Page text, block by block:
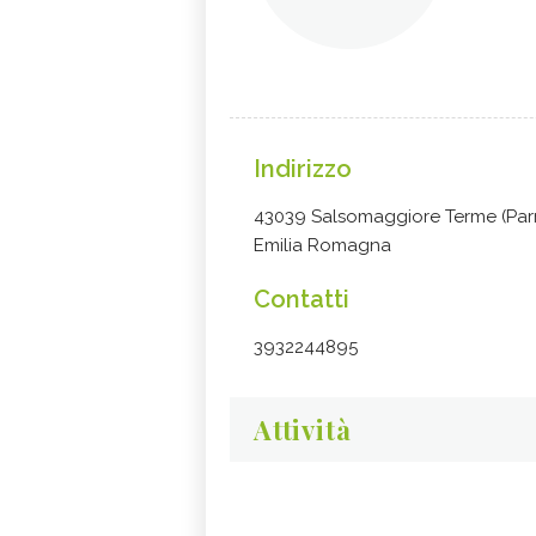
Indirizzo
43039 Salsomaggiore Terme
Emilia Romagna
Contatti
3932244895
Attività